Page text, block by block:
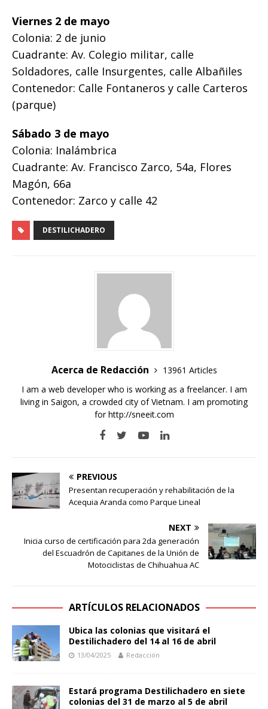
Viernes 2 de mayo
Colonia: 2 de junio
Cuadrante: Av. Colegio militar, calle
Soldadores, calle Insurgentes, calle Albañiles
Contenedor: Calle Fontaneros y calle Carteros
(parque)
Sábado 3 de mayo
Colonia: Inalámbrica
Cuadrante: Av. Francisco Zarco, 54a, Flores
Magón, 66a
Contenedor: Zarco y calle 42
DESTILICHADERO
Acerca de Redacción
13961 Articles
I am a web developer who is working as a freelancer. I am
living in Saigon, a crowded city of Vietnam. I am promoting
forhttp://sneeit.com
PREVIOUS
Presentan recuperación y rehabilitación de la
Acequia Aranda como Parque Lineal
NEXT
Inicia curso de certificación para 2da generación
del Escuadrón de Capitanes de la Unión de
Motociclistas de Chihuahua AC
ARTÍCULOS RELACIONADOS
Ubica las colonias que visitará el
Destilichadero del 14 al 16 de abril
13/04/2025 Redacción
Estará programa Destilichadero en siete
colonias del 31 de marzo al 5 de abril